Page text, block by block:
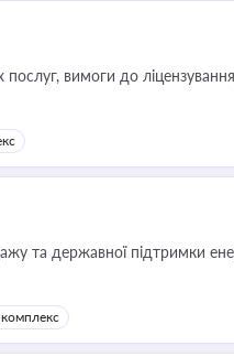
вимоги до
та державної підтримки